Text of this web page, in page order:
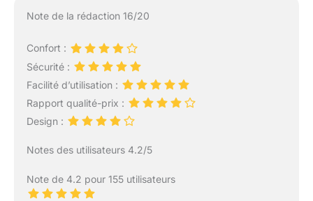
Note de la rédaction 16/20
Confort :
Sécurité :
Facilité d’utilisation :
Rapport qualité-prix :
Design :
Notes des utilisateurs 4.2/5
Note de 4.2 pour 155 utilisateurs